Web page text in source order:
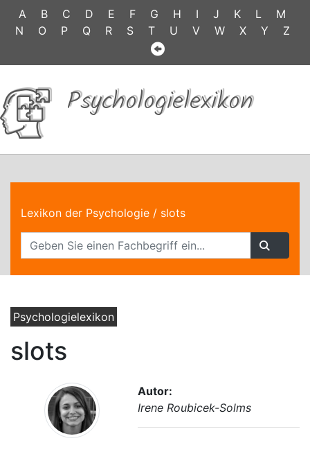
A B C D E F G H I J K L
M
N
O P Q R S T U V W X Y Z
Psychologielexikon
Lexikon der Psychologie / slots
Psychologielexikon
slots
Autor:
Irene Roubicek-Solms